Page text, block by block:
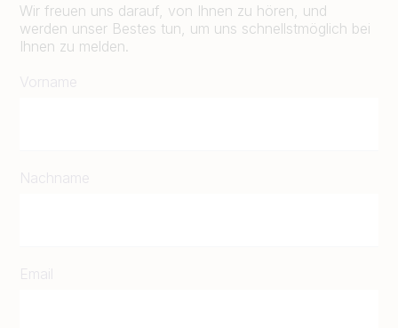
Wir freuen uns darauf, von Ihnen zu hören, und
werden unser Bestes tun, um uns schnellstmöglich bei
Ihnen zu melden.
Vorname
Nachname
Email